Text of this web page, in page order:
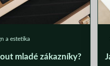
a estetika
mladé zákazníky?